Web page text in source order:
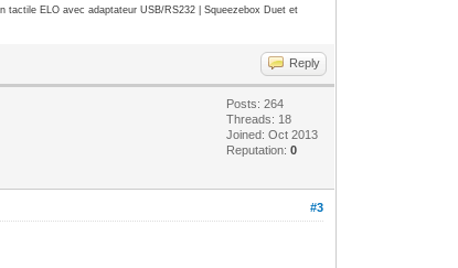
tactile ELO avec adaptateur USB/RS232 | Squeezebox Duet et
Reply
Posts: 264
Threads: 18
Joined: Oct 2013
Reputation:0
#3